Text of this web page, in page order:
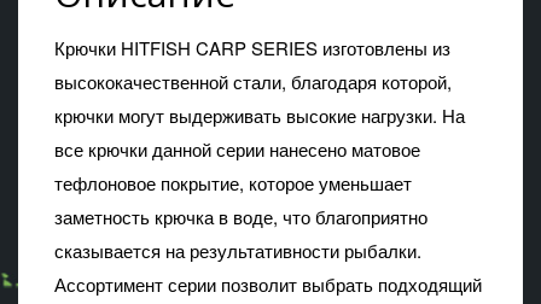
Крючки HITFISH CARP SERIES изготовлены из
высококачественной стали, благодаря которой,
крючки могут выдерживать высокие нагрузки. На
все крючки данной серии нанесено матовое
тефлоновое покрытие, которое уменьшает
заметность крючка в воде, что благоприятно
сказывается на результативности рыбалки.
Ассортимент серии позволит выбрать подходящий